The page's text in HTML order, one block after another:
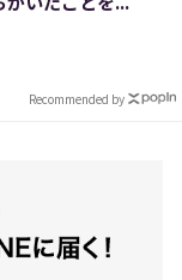
Recommended by